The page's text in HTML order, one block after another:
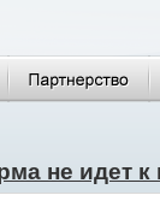
не идет к